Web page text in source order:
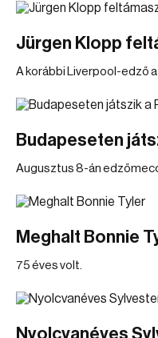
Jürgen Klopp
A korábbi Liverpool-edző
Budapeseten
Augusztus 8-án
Meghalt Bonnie
75 éves volt.
Nyolcvanéves